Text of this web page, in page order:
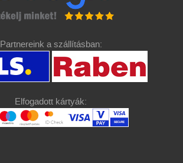
Partnereink a szállításban:
Elfogadott kártyák: